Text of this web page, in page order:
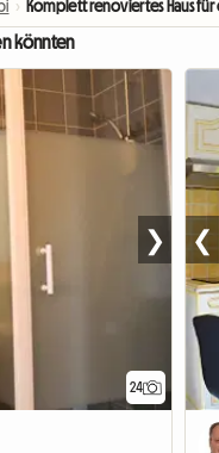
› Komplett renoviertes Haus für
könnten
24
❯ ❮